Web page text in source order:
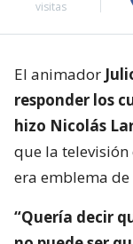
visitas
El animador
responder los
hizo Nicolás
que la televisión
era emblema de
“Quería decir